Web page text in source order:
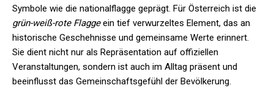
Symbole wie die nationalflagge geprägt. Für Österreich ist die
grün-weiß-rote Flaggeein tief verwurzeltes Element, das an
historische Geschehnisse und gemeinsame Werte erinnert.
Sie dient nicht nur als Repräsentation auf offiziellen
Veranstaltungen, sondern ist auch im Alltag präsent und
beeinflusst das Gemeinschaftsgefühl der Bevölkerung.